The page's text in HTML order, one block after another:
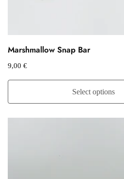
Marshmallow Snap Bar
9,00 €
Select options